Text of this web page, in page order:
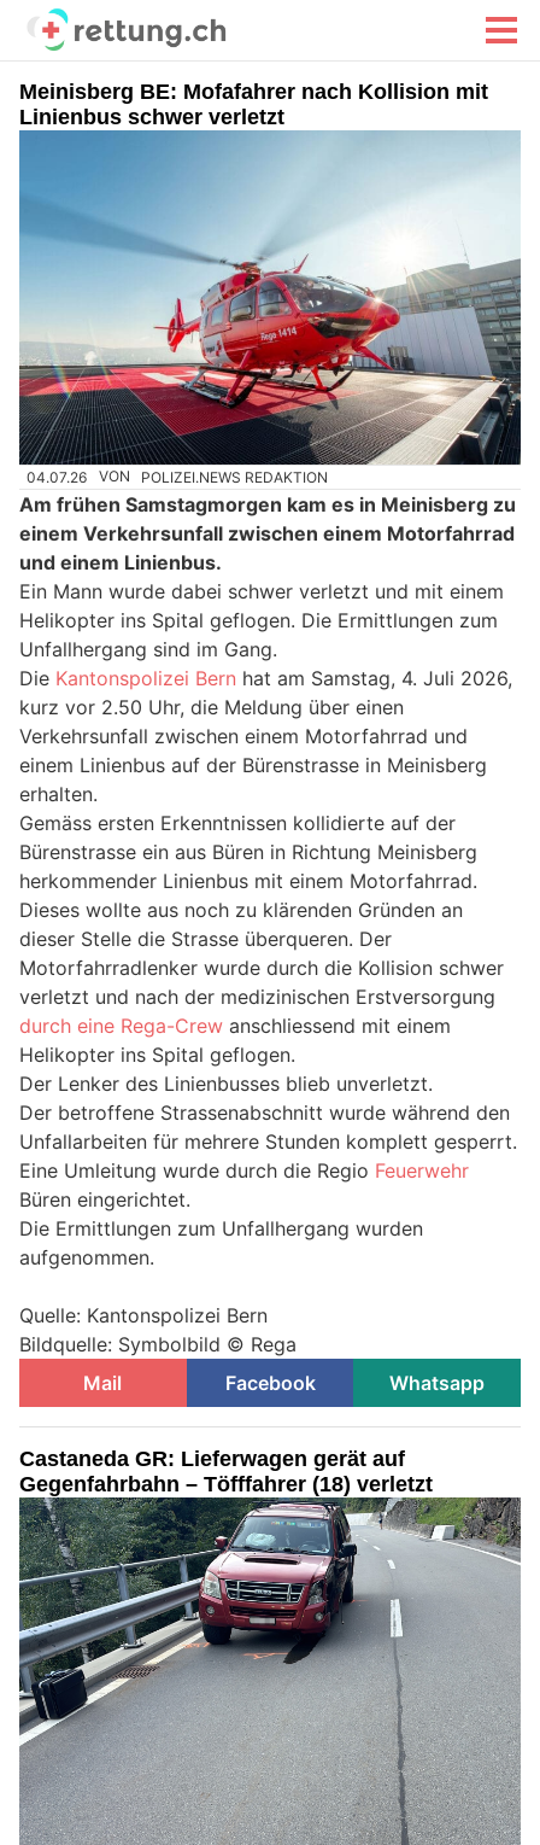
Meinisberg BE: Mofafahrer nach Kollision mit
Linienbus schwer verletzt
04.07.26 VON POLIZEI.NEWS REDAKTION
Am frühen Samstagmorgen kam es in Meinisberg zu
einem Verkehrsunfall zwischen einem Motorfahrrad
und einem Linienbus.
Ein Mann wurde dabei schwer verletzt und mit einem
Helikopter ins Spital geflogen. Die Ermittlungen zum
Unfallhergang sind im Gang.
Die Kantonspolizei Bern hat am Samstag, 4. Juli 2026,
kurz vor 2.50 Uhr, die Meldung über einen
Verkehrsunfall zwischen einem Motorfahrrad und
einem Linienbus auf der Bürenstrasse in Meinisberg
erhalten.
Gemäss ersten Erkenntnissen kollidierte auf der
Bürenstrasse ein aus Büren in Richtung Meinisberg
herkommender Linienbus mit einem Motorfahrrad.
Dieses wollte aus noch zu klärenden Gründen an
dieser Stelle die Strasse überqueren. Der
Motorfahrradlenker wurde durch die Kollision schwer
verletzt und nach der medizinischen Erstversorgung
durch eine Rega-Crew anschliessend mit einem
Helikopter ins Spital geflogen.
Der Lenker des Linienbusses blieb unverletzt.
Der betroffene Strassenabschnitt wurde während den
Unfallarbeiten für mehrere Stunden komplett gesperrt.
Eine Umleitung wurde durch die Regio Feuerwehr
Büren eingerichtet.
Die Ermittlungen zum Unfallhergang wurden
aufgenommen.
Quelle: Kantonspolizei Bern
Bildquelle: Symbolbild © Rega
Mail
Facebook Whatsapp
Castaneda GR: Lieferwagen gerät auf
Gegenfahrbahn – Töfffahrer (18) verletzt